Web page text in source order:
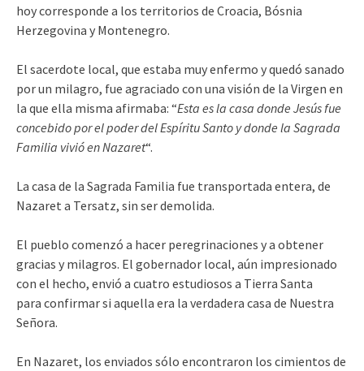
hoy corresponde a los territorios de Croacia, Bósnia
Herzegovina y Montenegro.
El sacerdote local, que estaba muy enfermo y quedó sanado
por un milagro, fue agraciado con una visión de la Virgen en
la que ella misma afirmaba: “Esta es la casa donde Jesús fue
concebido por el poder del Espíritu Santo y donde la Sagrada
Familia vivió en Nazaret“.
La casa de la Sagrada Familia fue transportada entera, de
Nazaret a Tersatz, sin ser demolida.
El pueblo comenzó a hacer peregrinaciones y a obtener
gracias y milagros. El gobernador local, aún impresionado
con el hecho, envió a cuatro estudiosos a Tierra Santa
para confirmar si aquella era la verdadera casa de Nuestra
Señora.
En Nazaret, los enviados sólo encontraron los cimientos de